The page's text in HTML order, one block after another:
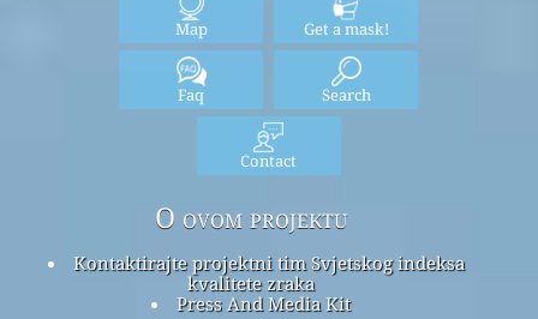
Map Get a mask!
Faq Search
Contact
O ovom projektu
Kontaktirajte projektni tim Svjetskog indeksa
kvalitete zraka
Press And Media Kit